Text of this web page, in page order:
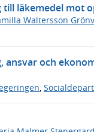
läkemedel mot
Waltersson
ansvar och
,